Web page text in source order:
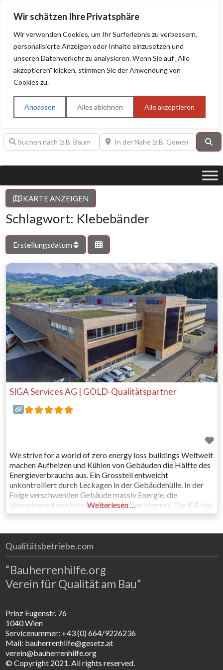
Wir schätzen Ihre Privatsphäre
Wir verwenden Cookies, um Ihr Surferlebnis zu verbessern,
personalisierte Anzeigen oder Inhalte einzusetzen und
unseren Datenverkehr zu analysieren. Wenn Sie auf „Alle
akzeptieren" klicken, stimmen Sie der Anwendung von
Cookies zu.
Anpassen Alles ablehnen Alle akzeptieren
BAUHERRENHILFE.orgQualitätssiegel!
Sie finden hier nur Qualitätsbetriebe, die mit dem DIAMANT,
PLATIN, GOLD, SILBER, ANWÄRTER "Bauherrenhilfe.org-
Qualitätssiegel" ausgezeichnet sind.
Suchen nach (z.B. Baumeister oder Dachdecker)In der Nähe (z.B. Gemeinde Baden)
KARTE ANZEIGEN
Schlagwort: Klebebänder
Erstellungsdatum
SIGA Services AG | GOLD-Qualitätspartner
We strive for a world of zero energy loss buildings Weltweit
machen Aufheizen und Kühlen von Gebäuden die Hälfte des
Energieverbrauchs aus. Ein Grossteil entweicht
unkontrolliert durch Leckagen in der Gebäudehülle. In der
Folge verschwenden Gebäude massiv Energie, die
überwiegend von fossilen Brennstoffen stammt. Die IEA hat
prognostiziert, dass 2050 noch ca. 62% der Energie aus
Weiterlesen …
Qualitätsbetriebe.com
“Bauherrenhilfe.org
Verein für Qualität am Bau”
Prinz Eugenstr. 76
1040 Wien
Servicenummer: +43 (0) 664/9226236
Mail: bauherrenhilfe@gesetz.at
verein@bauherrenhilfe.org
© Copyright 2021. All rights reserved.